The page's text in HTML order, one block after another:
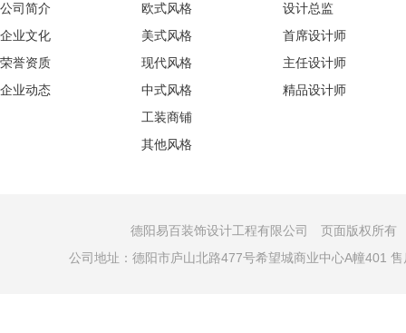
公司简介
企业文化
荣誉资质
企业动态
欧式风格
美式风格
现代风格
中式风格
工装商铺
其他风格
设计总监
首席设计师
主任设计师
精品设计师
德阳易百装饰设计工程有限公司 页面版权所
公司地址：德阳市庐山北路477号希望城商业中心A幢401